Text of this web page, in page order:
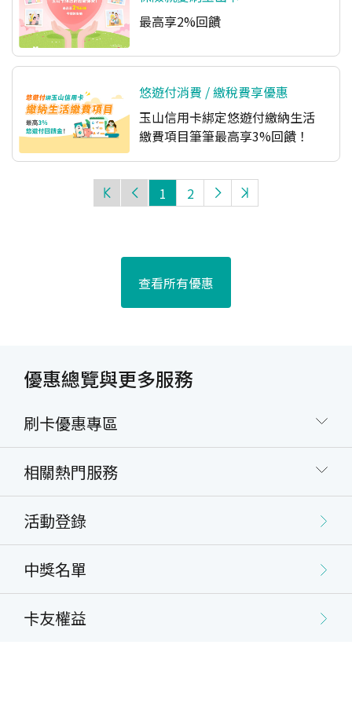
最高享2%回饋
悠遊付消費 / 繳稅費享優惠
玉山信用卡綁定悠遊付繳納生活
繳費項目筆筆最高享3%回饋！
1 2
查看所有優惠
優惠總覽與更多服務
刷卡優惠專區
相關熱門服務
活動登錄
中獎名單
卡友權益